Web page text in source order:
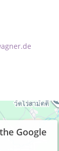
Google